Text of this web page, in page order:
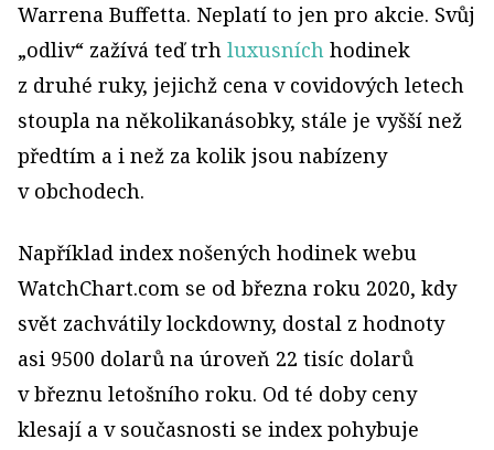
Warrena Buffetta. Neplatí to jen pro akcie. Svůj
„odliv“ zažívá teď trh luxusních hodinek
z druhé ruky, jejichž cena v covidových letech
stoupla na několikanásobky, stále je vyšší než
předtím a i než za kolik jsou nabízeny
v obchodech.
Například index nošených hodinek webu
WatchChart.com se od března roku 2020, kdy
svět zachvátily lock­downy, dostal z hodnoty
asi 9500 dolarů na úroveň 22 tisíc dolarů
v březnu letošního roku. Od té doby ceny
klesají a v současnosti se index pohybuje